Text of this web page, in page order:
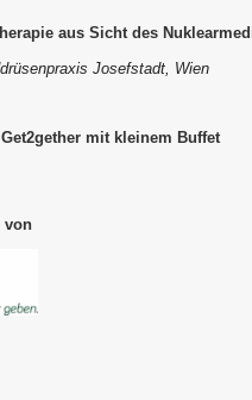
aus Sicht des
Josefstadt, Wien
mit kleinem Buffet
von